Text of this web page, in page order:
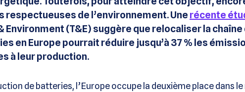
respectueuses de l’environnement. Une récente
Environment (T&E) suggère que relocaliser la chaîne
en Europe pourrait réduire jusqu’à 37 % les
à leur production.
de batteries, l’Europe occupe la deuxième place dans le